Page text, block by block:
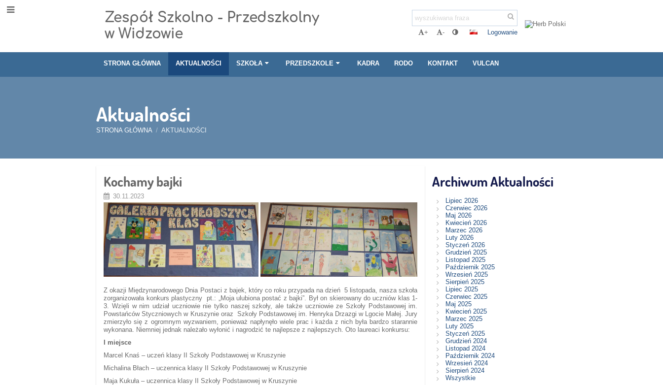
Zespół Szkolno - Przedszkolny
w Widzowie
+ - Logowanie
STRONA GŁÓWNA AKTUALNOŚCI SZKOŁA PRZEDSZKOLE KADRA RODO KONTAKT VULCAN
Aktualności
STRONA GŁÓWNA / AKTUALNOŚCI
Aktualności
Kochamy bajki
30.11.2023
Z okazji Międzynarodowego Dnia Postaci z bajek, który co roku przypada na dzień 5 listopada, nasza szkoła
zorganizowała konkurs plastyczny pt.: „Moja ulubiona postać z bajki”. Był on skierowany do uczniów klas 1-
3. Wzięli w nim udział uczniowie nie tylko naszej szkoły, ale także uczniowie ze Szkoły Podstawowej im.
Powstańców Styczniowych w Kruszynie oraz Szkoły Podstawowej im. Henryka Drzazgi w Lgocie Małej. Jury
zmierzyło się z ogromnym wyzwaniem, ponieważ napłynęło wiele prac i każda z nich była bardzo starannie
wykonana. Niemniej jednak należało wyłonić i nagrodzić te najlepsze z najlepszych. Oto laureaci konkursu:
I miejsce
Marcel Knaś – uczeń klasy II Szkoły Podstawowej w Kruszynie
Michalina Błach – uczennica klasy II Szkoły Podstawowej w Kruszynie
Maja Kukuła – uczennica klasy II Szkoły Podstawowej w Kruszynie
Archiwum Aktualności
Lipiec 2026
Czerwiec 2026
Maj 2026
Kwiecień 2026
Marzec 2026
Luty 2026
Styczeń 2026
Grudzień 2025
Listopad 2025
Październik 2025
Wrzesień 2025
Sierpień 2025
Lipiec 2025
Czerwiec 2025
Maj 2025
Kwiecień 2025
Marzec 2025
Luty 2025
Styczeń 2025
Grudzień 2024
Listopad 2024
Październik 2024
Wrzesień 2024
Sierpień 2024
Wszystkie